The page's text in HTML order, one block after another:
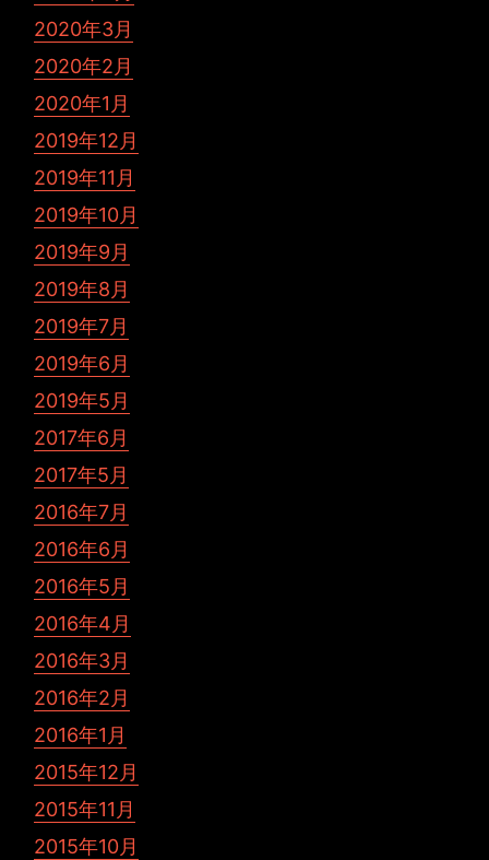
2020年3月
2020年2月
2020年1月
2019年12月
2019年11月
2019年10月
2019年9月
2019年8月
2019年7月
2019年6月
2019年5月
2017年6月
2017年5月
2016年7月
2016年6月
2016年5月
2016年4月
2016年3月
2016年2月
2016年1月
2015年12月
2015年11月
2015年10月